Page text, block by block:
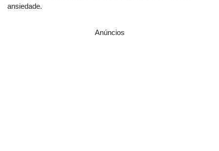
ansiedade.
Anúncios